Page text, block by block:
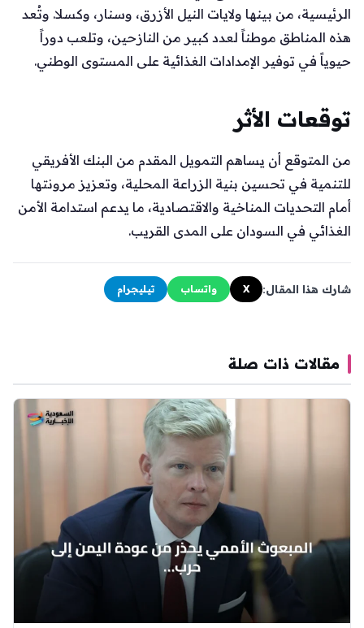
الرئيسية، من بينها ولايات النيل الأزرق، وسنار، وكسلا. وتُعد
هذه المناطق موطناً لعدد كبير من النازحين، وتلعب دوراً
حيوياً في توفير الإمدادات الغذائية على المستوى الوطني.
توقعات الأثر
من المتوقع أن يساهم التمويل المقدم من البنك الأفريقي
للتنمية في تحسين بنية الزراعة المحلية، وتعزيز مرونتها
أمام التحديات المناخية والاقتصادية، ما يدعم استدامة الأمن
الغذائي في السودان على المدى القريب.
شارك هذا المقال: X واتساب تيليجرام
مقالات ذات صلة